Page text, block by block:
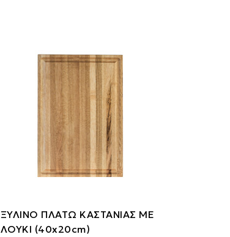
ΞΥΛΙΝΟ ΠΛΑΤΩ ΚΑΣΤΑΝΙΑΣ ΜΕ
ΛΟΥΚΙ (40x20cm)